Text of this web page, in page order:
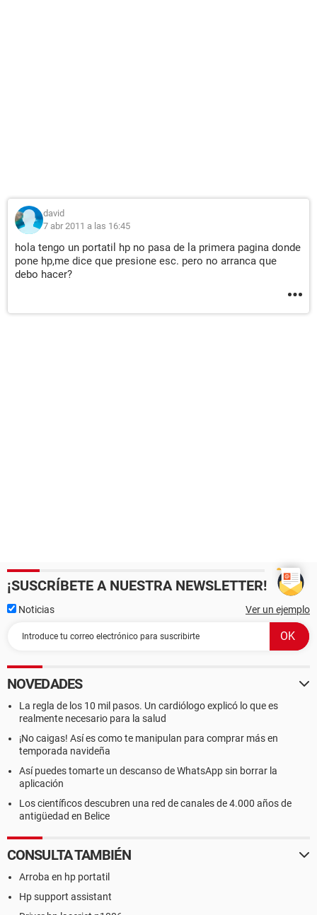
david
7 abr 2011 a las 16:45
hola tengo un portatil hp no pasa de la primera pagina donde
pone hp,me dice que presione esc. pero no arranca que
debo hacer?
¡SUSCRÍBETE A NUESTRA NEWSLETTER!
Noticias Ver un ejemplo
NOVEDADES
La regla de los 10 mil pasos. Un cardiólogo explicó lo que es
realmente necesario para la salud
¡No caigas! Así es como te manipulan para comprar más en
temporada navideña
Así puedes tomarte un descanso de WhatsApp sin borrar la
aplicación
Los científicos descubren una red de canales de 4.000 años de
antigüedad en Belice
CONSULTA TAMBIÉN
Arroba en hp portatil
Hp support assistant